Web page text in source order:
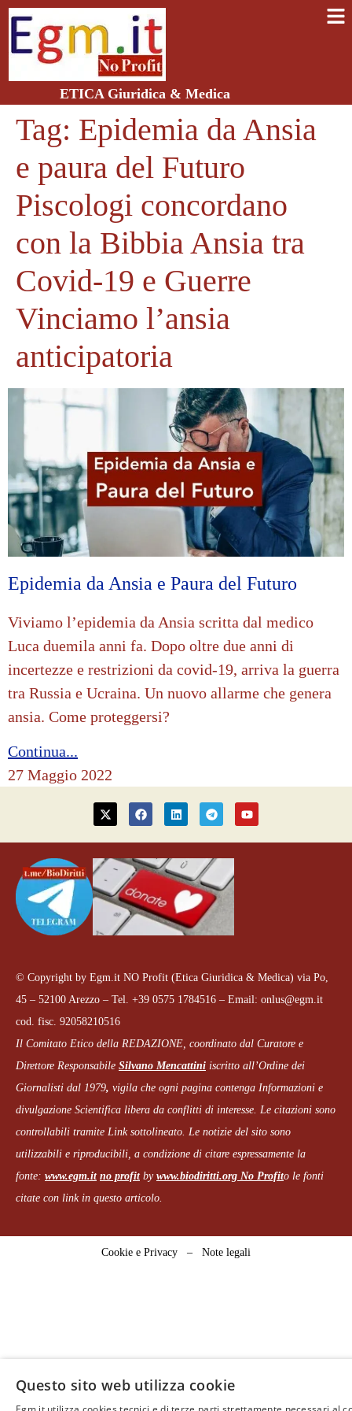
ETICA Giuridica & Medica
Tag: Epidemia da Ansia
e paura del Futuro
Piscologi concordano
con la Bibbia Ansia tra
Covid-19 e Guerre
Vinciamo l’ansia
anticipatoria
Epidemia da Ansia e Paura del Futuro
Viviamo l’epidemia da Ansia scritta dal medico
Luca duemila anni fa. Dopo oltre due anni di
incertezze e restrizioni da covid-19, arriva la guerra
tra Russia e Ucraina. Un nuovo allarme che genera
ansia. Come proteggersi?
Continua...
27 Maggio 2022
© Copyright by Egm.it NO Profit (Etica Giuridica & Medica) via Po,
45 – 52100 Arezzo – Tel. +39 0575 1784516 – Email: onlus@egm.it
cod. fisc. 92058210516
Il Comitato Etico della REDAZIONE, coordinato dal Curatore e
Direttore Responsabile Silvano Mencattini iscritto all’Ordine dei
Giornalisti dal 1979, vigila che ogni pagina contenga Informazioni e
divulgazione Scientifica libera da conflitti di interesse. Le citazioni sono
controllabili tramite Link sottolineato. Le notizie del sito sono
utilizzabili e riproducibili, a condizione di citare espressamente la
fonte: www.egm.it no profitby www.biodiritti.org No Profito le fonti
citate con link in questo articolo.
Cookie e Privacy – Note legali
Questo sito web utilizza cookie